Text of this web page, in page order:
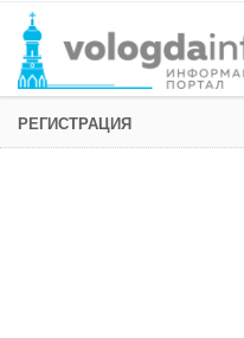
РЕГИСТРАЦИЯ